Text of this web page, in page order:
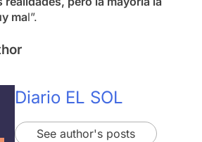
mal”.
Diario EL SOL
See author's posts